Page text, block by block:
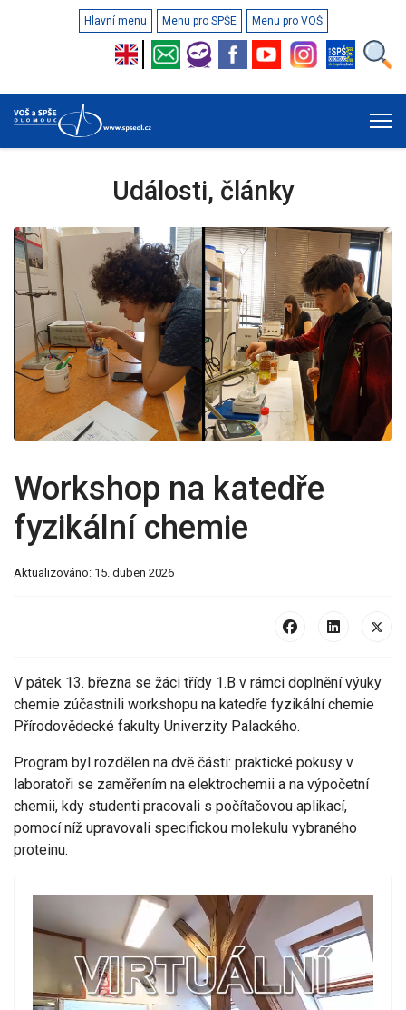
Hlavní menu Menu pro SPŠE Menu pro VOŠ
Události, články
Workshop na katedře
fyzikální chemie
Aktualizováno: 15. duben 2026
V pátek 13. března se žáci třídy 1.B v rámci doplnění výuky
chemie zúčastnili workshopu na katedře fyzikální chemie
Přírodovědecké fakulty Univerzity Palackého.
Program byl rozdělen na dvě části: praktické pokusy v
laboratoři se zaměřením na elektrochemii a na výpočetní
chemii, kdy studenti pracovali s počítačovou aplikací,
pomocí níž upravovali specifickou molekulu vybraného
proteinu.